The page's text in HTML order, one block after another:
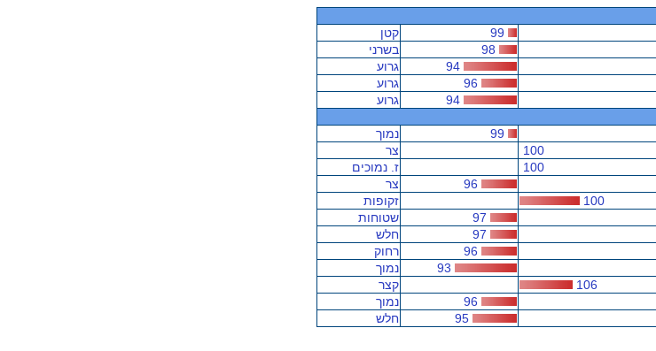
קטן
בשרני
גרוע
גרוע
גרוע
נמוך
100
צר
100
ז. נמוכים
צר
100
זקופות
שטוחות
חלש
רחוק
נמוך
106
קצר
נמוך
חלש